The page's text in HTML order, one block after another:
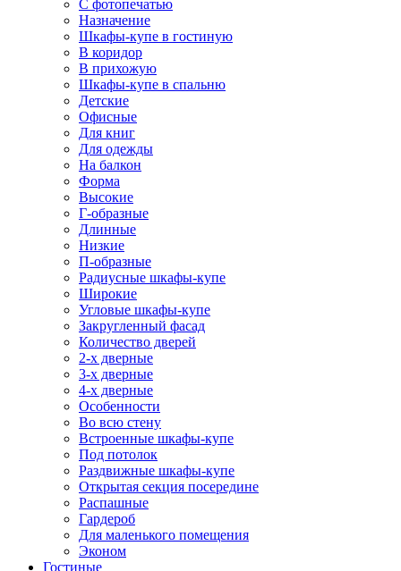
С фотопечатью
Назначение
Шкафы-купе в гостиную
В коридор
В прихожую
Шкафы-купе в спальню
Детские
Офисные
Для книг
Для одежды
На балкон
Форма
Высокие
Г-образные
Длинные
Низкие
П-образные
Радиусные шкафы-купе
Широкие
Угловые шкафы-купе
Закругленный фасад
Количество дверей
2-х дверные
3-х дверные
4-х дверные
Особенности
Во всю стену
Встроенные шкафы-купе
Под потолок
Раздвижные шкафы-купе
Открытая секция посередине
Распашные
Гардероб
Для маленького помещения
Эконом
Гостиные